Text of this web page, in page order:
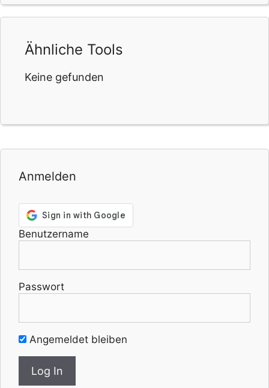
Ähnliche Tools
Keine gefunden
Anmelden
Benutzername
Passwort
Angemeldet bleiben